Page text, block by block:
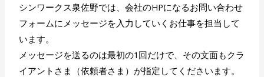
シンワークス泉佐野では、会社のHPになるお問い合わせ
フォームにメッセージを入力していくお仕事を担当して
います。
メッセージを送るのは最初の1回だけで、その文面もクラ
イアントさま（依頼者さま）が指定してくださいます。